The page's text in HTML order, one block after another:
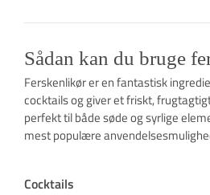
Sådan kan du bruge
Ferskenlikør er en fantastisk
cocktails og giver et friskt,
perfekt til både søde og syrlige
mest populære
Cocktails